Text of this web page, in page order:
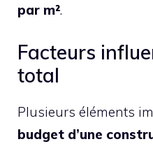
par m².
Facteurs
total
Plusieurs éléments
budget d’une